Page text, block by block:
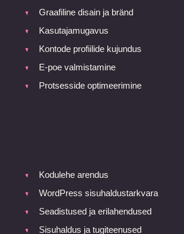
Graafiline disain ja bränd
Kasutajamugavus
Kontode profiilide kujundus
E-poe valmistamine
Protsesside optimeerimine
Kodulehe arendus
WordPress sisuhaldustarkvara
Seadistused ja erilahendused
Sisuhaldus ja tugiteenused